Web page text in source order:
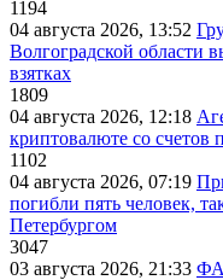
1194
04 августа 2026, 13:52
Волгоградской области
взятках
1809
04 августа 2026, 12:18
криптовалюте со счетов
1102
04 августа 2026, 07:19
погибли пять человек,
Петербургом
3047
03 августа 2026, 21:33